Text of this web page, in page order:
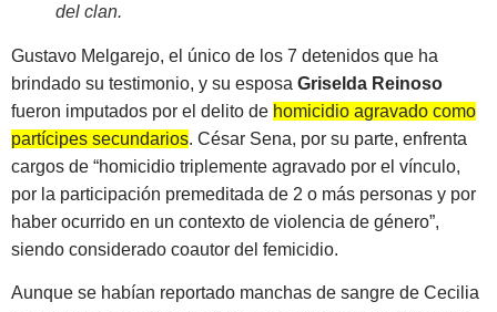
del clan.
Gustavo Melgarejo, el único de los 7 detenidos que ha
brindado su testimonio, y su esposa Griselda Reinoso
fueron imputados por el delito de homicidio agravado como
partícipes secundarios. César Sena, por su parte, enfrenta
cargos de “homicidio triplemente agravado por el vínculo,
por la participación premeditada de 2 o más personas y por
haber ocurrido en un contexto de violencia de género”,
siendo considerado coautor del femicidio.
Aunque se habían reportado manchas de sangre de Cecilia